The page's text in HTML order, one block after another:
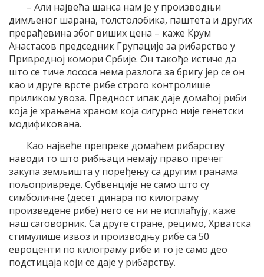
– Али највећа шанса нам је у производњи
димљеног шарана, толстолобика, паштета и других
прерађевина због виших цена – каже Крум
Анастасов председник Групације за рибарство у
Привредној комори Србије. Он такође истиче да
што се тиче лососа нема разлога за бригу јер се он
као и друге врсте рибе строго контролише
приликом увоза. Предност ипак даје домаћој риби
која је храњена храном која сигурно није генетски
модификована.
Као највеће препреке домаћем рибарству
наводи то што рибњаци немају право пречег
закупа земљишта у поређењу са другим гранама
пољопривреде. Субвенције не само што су
симболичне (десет динара по килограму
произведене рибе) него се ни не исплаћују, каже
наш саговорник. Са друге стране, рецимо, Хрватска
стимулише извоз и производњу рибе са 50
евроценти по килограму рибе и то је само део
подстицаја који се даје у рибарству.